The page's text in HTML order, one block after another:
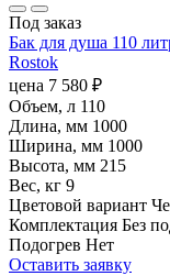
Под заказ
Бак для душа 110
Rostok
цена 7 580 ₽
Объем, л 110
Длина, мм 1000
Ширина, мм 1000
Высота, мм 215
Вес, кг 9
Цветовой вариант
Комплектация Без
Подогрев Нет
Оставить заявку